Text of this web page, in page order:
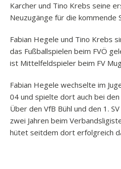
Karcher und Tino Krebs seine
Neuzugänge für die kommende
Fabian Hegele und Tino Krebs
das Fußballspielen beim FVÖ
ist Mittelfeldspieler beim FV
Fabian Hegele wechselte im
04 und spielte dort auch bei
Über den VfB Bühl und den 1.
zwei Jahren beim
hütet seitdem dort erfolgreich